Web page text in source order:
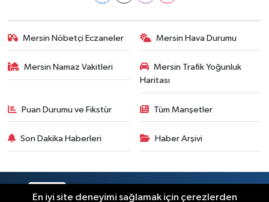
Mersin Nöbetçi Eczaneler Mersin Hava Durumu
Mersin Namaz Vakitleri
Mersin Trafik Yoğunluk
Haritası
Puan Durumu ve Fikstür Tüm Manşetler
Son Dakika Haberleri Haber Arşivi
En iyi site deneyimi sağlamak için çerezlerden